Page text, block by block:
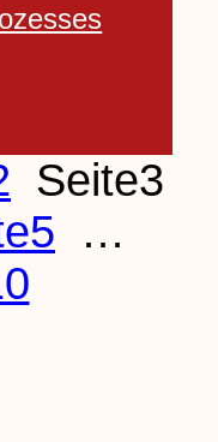
Seite3
5
…